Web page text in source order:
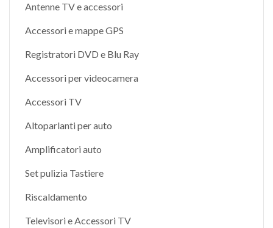
Antenne TV e accessori
Accessori e mappe GPS
Registratori DVD e Blu Ray
Accessori per videocamera
Accessori TV
Altoparlanti per auto
Amplificatori auto
Set pulizia Tastiere
Riscaldamento
Televisori e Accessori TV